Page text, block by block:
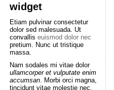
widget
Etiam pulvinar consectetur
dolor sed malesuada. Ut
convallis euismod dolor nec
pretium. Nunc ut tristique
massa.
Nam sodales mi vitae dolor
ullamcorper et vulputate enim
accumsan. Morbi orci magna,
tincidunt vitae molestie nec,